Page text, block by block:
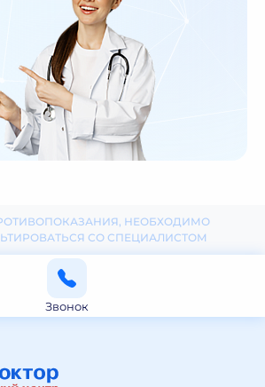
НЕОБХОДИМО
СО СПЕЦИАЛИСТОМ
Звонок